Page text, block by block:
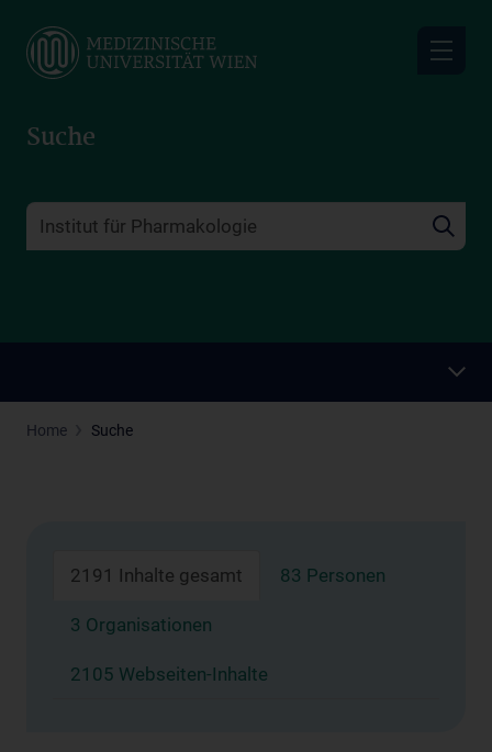
main
Suche
Home Suche
2191 Inhalte gesamt 83 Personen
3 Organisationen
2105 Webseiten-Inhalte